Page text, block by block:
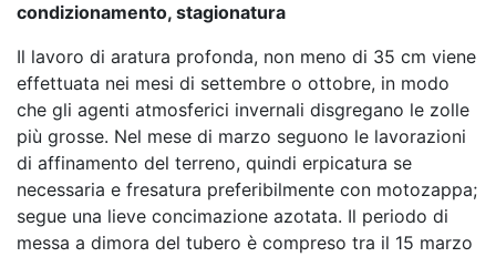
condizionamento, stagionatura
Il lavoro di aratura profonda, non meno di 35 cm viene
effettuata nei mesi di settembre o ottobre, in modo
che gli agenti atmosferici invernali disgregano le zolle
più grosse. Nel mese di marzo seguono le lavorazioni
di affinamento del terreno, quindi erpicatura se
necessaria e fresatura preferibilmente con motozappa;
segue una lieve concimazione azotata. Il periodo di
messa a dimora del tubero è compreso tra il 15 marzo